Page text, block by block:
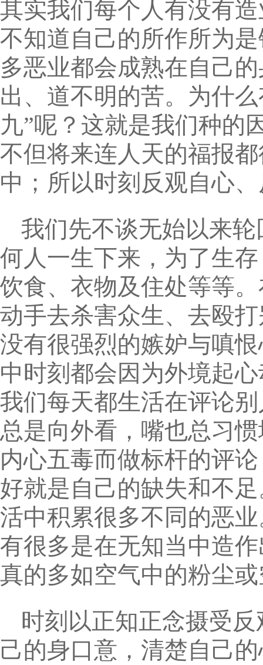
其实我们每个人有没有
不知道自己的所作所为
多恶业都会成熟在自己
出、道不明的苦。为什
九”呢？这就是我们种的
不但将来连人天的福报
中；所以时刻反观自心
我们先不谈无始以来
何人一生下来，为了生
饮食、衣物及住处等等
动手去杀害众生、去殴
没有很强烈的嫉妒与嗔
中时刻都会因为外境起
我们每天都生活在评论
总是向外看，嘴也总习
内心五毒而做标杆的评
好就是自己的缺失和不
活中积累很多不同的恶
有很多是在无知当中造
真的多如空气中的粉尘
时刻以正知正念摄受
己的身口意，清楚自己